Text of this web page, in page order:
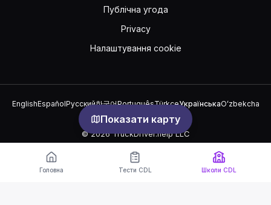
Показати карту
Публічна угода
Privacy
Налаштування cookie
EnglishEspañolРусский한국어PortuguêsTürkçeУкраїнськаOʻzbekcha
© 2026 TruckDriver.help LLC
Платформа належить компанії і не пов'язана з державними
організаціями.
Головна Тести CDL Школи CDL